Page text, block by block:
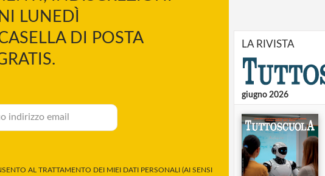
LUNEDÌ
DI POSTA
AL TRATTAMENTO DEI MIEI DATI PERSONALI (AI SENSI
LA RIVISTA
giugno 2026